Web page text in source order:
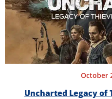
October
Uncharted Legacy of